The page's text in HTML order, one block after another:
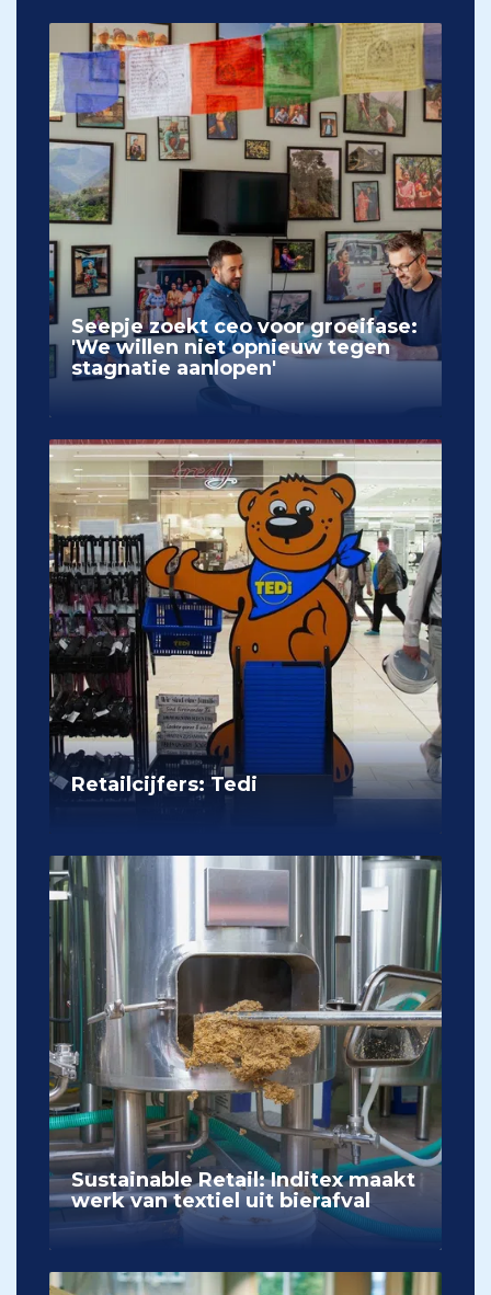
Seepje zoekt ceo voor groeifase:
'We willen niet opnieuw tegen
stagnatie aanlopen'
Retailcijfers: Tedi
Sustainable Retail: Inditex maakt
werk van textiel uit bierafval